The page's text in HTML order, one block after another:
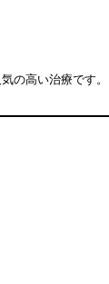
の高い治療です。